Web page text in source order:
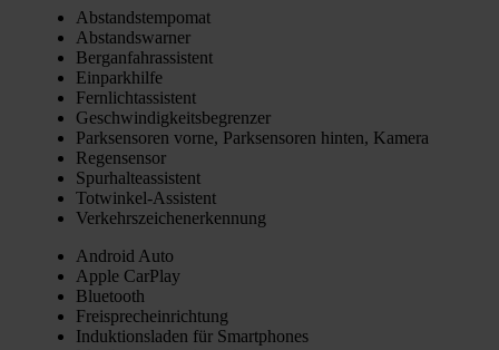
Abstands­tem­po­mat
Abstands­war­ner
Berg­an­fahr­as­sis­tent
Ein­park­hil­fe
Fern­licht­as­sis­tent
Geschwin­dig­keits­be­gren­zer
Park­sen­so­ren vor­ne, Park­sen­so­ren hin­ten, Kame­ra
Regen­sen­sor
Spur­hal­te­as­sis­tent
Tot­win­kel-Assis­tent
Ver­kehrs­zei­chen­er­ken­nung
Android Auto
Apple Car­Play
Blue­tooth
Frei­sprech­ein­rich­tung
Induk­ti­ons­la­den für Smart­phones